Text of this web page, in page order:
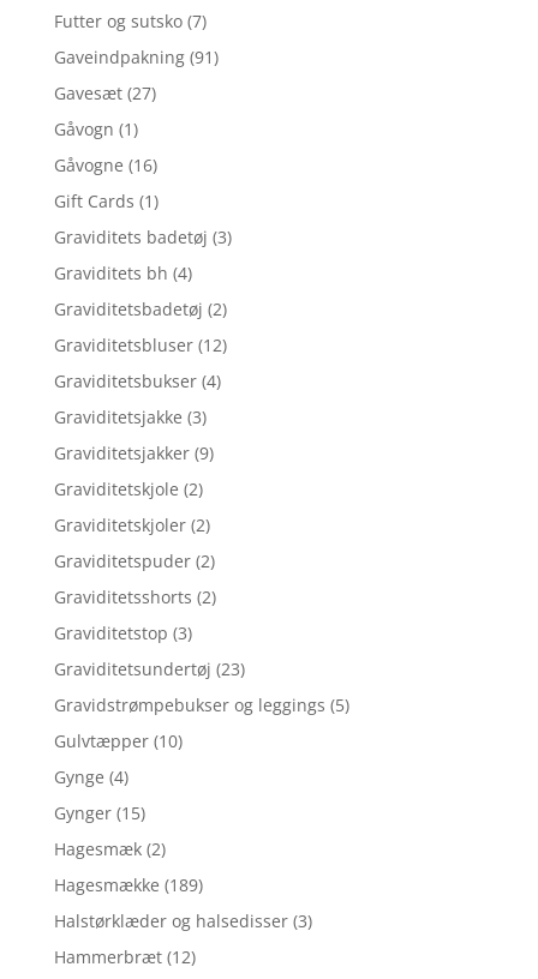
Futter og sutsko (7)
Gaveindpakning (91)
Gavesæt (27)
Gåvogn (1)
Gåvogne (16)
Gift Cards (1)
Graviditets badetøj (3)
Graviditets bh (4)
Graviditetsbadetøj (2)
Graviditetsbluser (12)
Graviditetsbukser (4)
Graviditetsjakke (3)
Graviditetsjakker (9)
Graviditetskjole (2)
Graviditetskjoler (2)
Graviditetspuder (2)
Graviditetsshorts (2)
Graviditetstop (3)
Graviditetsundertøj (23)
Gravidstrømpebukser og leggings (5)
Gulvtæpper (10)
Gynge (4)
Gynger (15)
Hagesmæk (2)
Hagesmække (189)
Halstørklæder og halsedisser (3)
Hammerbræt (12)